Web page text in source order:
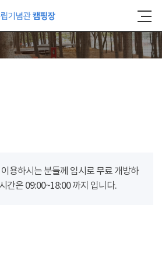
용하시는 분들께 임시로 무료 개방하
간은 09:00~18:00 까지 입니다.